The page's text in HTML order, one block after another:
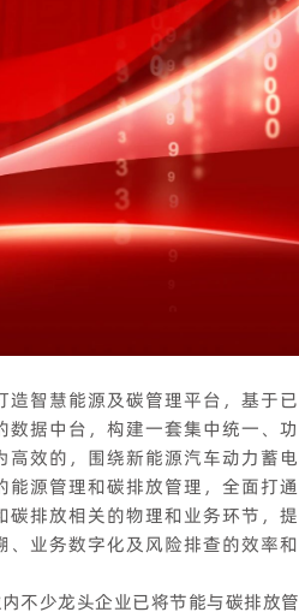
智慧能源及碳管理平台，基于已
据中台，构建一套集中统一、功
高效的，围绕新能源汽车动力蓄电
源管理和碳排放管理，全面打通
碳排放相关的物理和业务环节，提
、业务数字化及风险排查的效率和
不少龙头企业已将节能与碳排放管